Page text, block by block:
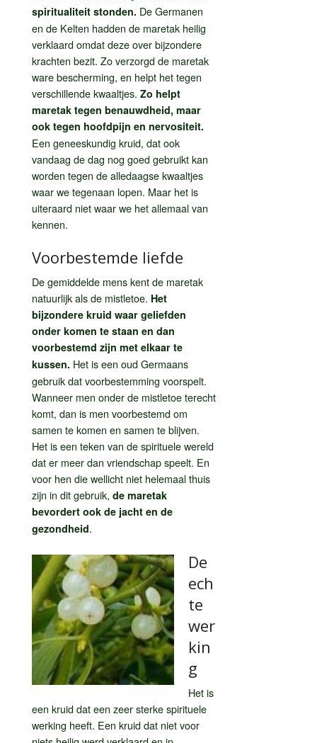
spiritualiteit stonden. De Germanen
en de Kelten hadden de maretak heilig
verklaard omdat deze over bijzondere
krachten bezit. Zo verzorgd de maretak
ware bescherming, en helpt het tegen
verschillende kwaaltjes. Zo helpt
maretak tegen benauwdheid, maar
ook tegen hoofdpijn en nervositeit.
Een geneeskundig kruid, dat ook
vandaag de dag nog goed gebruikt kan
worden tegen de alledaagse kwaaltjes
waar we tegenaan lopen. Maar het is
uiteraard niet waar we het allemaal van
kennen.
Voorbestemde liefde
De gemiddelde mens kent de maretak
natuurlijk als de mistletoe. Het
bijzondere kruid waar geliefden
onder komen te staan en dan
voorbestemd zijn met elkaar te
kussen. Het is een oud Germaans
gebruik dat voorbestemming voorspelt.
Wanneer men onder de mistletoe terecht
komt, dan is men voorbestemd om
samen te komen en samen te blijven.
Het is een teken van de spirituele wereld
dat er meer dan vriendschap speelt. En
voor hen die wellicht niet helemaal thuis
zijn in dit gebruik, de maretak
bevordert ook de jacht en de
gezondheid.
De
ech
te
wer
kin
g
Het is
een kruid dat een zeer sterke spirituele
werking heeft. Een kruid dat niet voor